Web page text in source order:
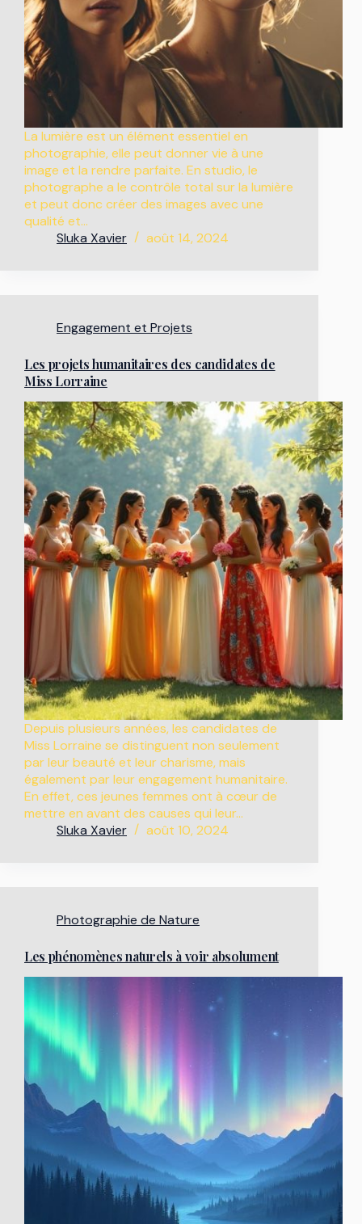
La lumière est un élément essentiel en
photographie, elle peut donner vie à une
image et la rendre parfaite. En studio, le
photographe a le contrôle total sur la lumière
et peut donc créer des images avec une
qualité et…
Sluka Xavier
août 14, 2024
Engagement et Projets
Les projets humanitaires des candidates de
Miss Lorraine
Depuis plusieurs années, les candidates de
Miss Lorraine se distinguent non seulement
par leur beauté et leur charisme, mais
également par leur engagement humanitaire.
En effet, ces jeunes femmes ont à cœur de
mettre en avant des causes qui leur…
Sluka Xavier
août 10, 2024
Photographie de Nature
Les phénomènes naturels à voir absolument